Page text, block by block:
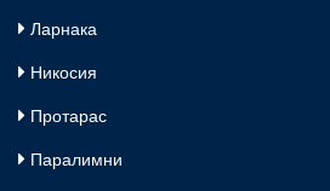
Ларнака
Никосия
Протарас
Паралимни